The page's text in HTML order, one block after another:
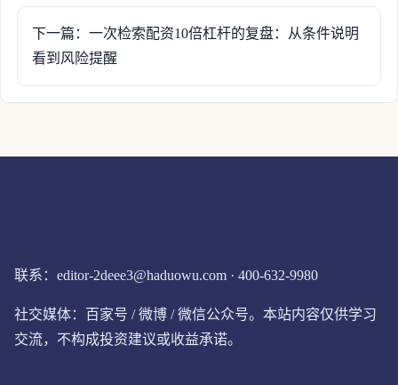
下一篇：一次检索配资10倍杠杆的复盘：从条件说明
看到风险提醒
联系：editor-2deee3@haduowu.com · 400-632-9980
社交媒体：百家号 / 微博 / 微信公众号。本站内容仅供学习
交流，不构成投资建议或收益承诺。